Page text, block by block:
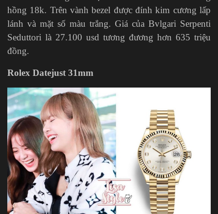
hồng 18k. Trên vành bezel được đính kim cương lấp
lánh và mặt số màu trắng. Giá của Bvlgari Serpenti
Seduttori là 27.100 usd tương đương hơn 635 triệu
đồng.
Rolex Datejust 31mm